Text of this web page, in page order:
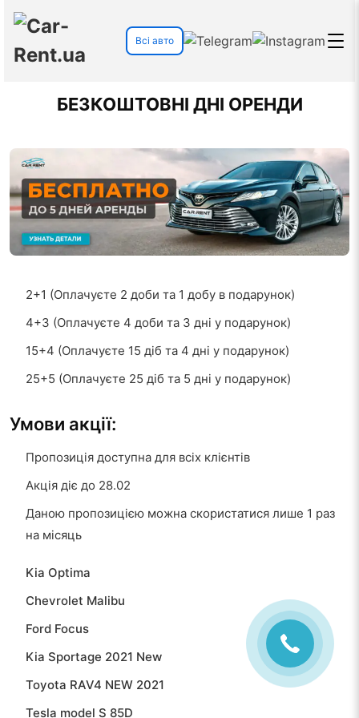
Всі авто
БЕЗКОШТОВНІ ДНІ ОРЕНДИ
2+1 (Оплачуєте 2 доби та 1 добу в подарунок)
4+3 (Оплачуєте 4 доби та 3 дні у подарунок)
15+4 (Оплачуєте 15 діб та 4 дні у подарунок)
25+5 (Оплачуєте 25 діб та 5 дні у подарунок)
Умови акції:
Пропозиція доступна для всіх клієнтів
Акція діє до 28.02
Даною пропозицією можна скористатися лише 1 раз
на місяць
Kia Optima
Chevrolet Malibu
Ford Focus
Kia Sportage 2021 New
Toyota RAV4 NEW 2021
Tesla model S 85D